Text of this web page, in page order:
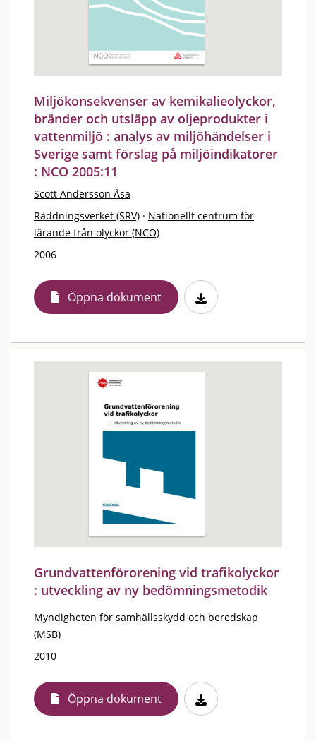
Miljökonsekvenser av kemikalieolyckor,
bränder och utsläpp av oljeprodukter i
vattenmiljö : analys av miljöhändelser i
Sverige samt förslag på miljöindikatorer
: NCO 2005:11
Scott Andersson Åsa
Räddningsverket (SRV) · Nationellt centrum för
lärande från olyckor (NCO)
2006
Öppna dokument
Grundvattenförorening vid trafikolyckor
: utveckling av ny bedömningsmetodik
Myndigheten för samhällsskydd och beredskap
(MSB)
2010
Öppna dokument